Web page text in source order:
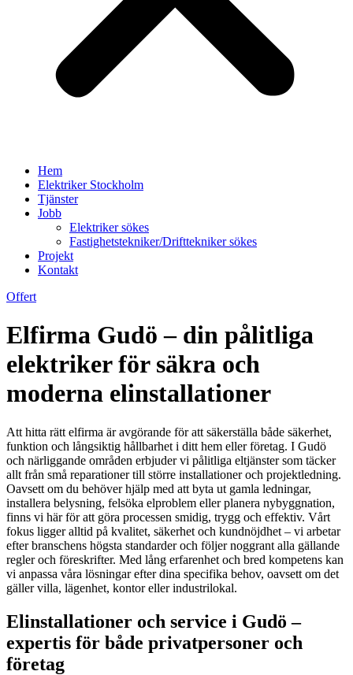
Hem
Elektriker Stockholm
Tjänster
Jobb
Elektriker sökes
Fastighetstekniker/Drifttekniker sökes
Projekt
Kontakt
Offert
Elfirma Gudö – din pålitliga
elektriker för säkra och
moderna elinstallationer
Att hitta rätt elfirma är avgörande för att säkerställa både säkerhet,
funktion och långsiktig hållbarhet i ditt hem eller företag. I Gudö
och närliggande områden erbjuder vi pålitliga eltjänster som täcker
allt från små reparationer till större installationer och projektledning.
Oavsett om du behöver hjälp med att byta ut gamla ledningar,
installera belysning, felsöka elproblem eller planera nybyggnation,
finns vi här för att göra processen smidig, trygg och effektiv. Vårt
fokus ligger alltid på kvalitet, säkerhet och kundnöjdhet – vi arbetar
efter branschens högsta standarder och följer noggrant alla gällande
regler och föreskrifter. Med lång erfarenhet och bred kompetens kan
vi anpassa våra lösningar efter dina specifika behov, oavsett om det
gäller villa, lägenhet, kontor eller industrilokal.
Elinstallationer och service i Gudö –
expertis för både privatpersoner och
företag